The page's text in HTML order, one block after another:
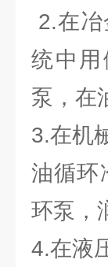
2.在
统中
泵，在
3.在机
油循环
环泵，
4.在液